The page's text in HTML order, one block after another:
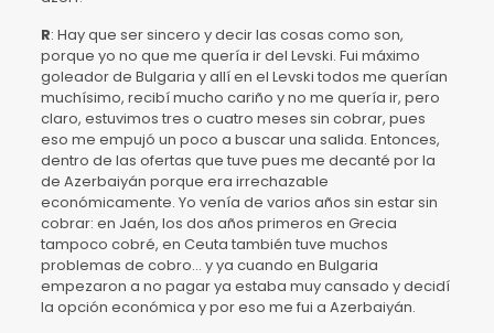
R: Hay que ser sincero y decir las cosas como son,
porque yo no que me quería ir del Levski. Fui máximo
goleador de Bulgaria y allí en el Levski todos me querían
muchísimo, recibí mucho cariño y no me quería ir, pero
claro, estuvimos tres o cuatro meses sin cobrar, pues
eso me empujó un poco a buscar una salida. Entonces,
dentro de las ofertas que tuve pues me decanté por la
de Azerbaiyán porque era irrechazable
económicamente. Yo venía de varios años sin estar sin
cobrar: en Jaén, los dos años primeros en Grecia
tampoco cobré, en Ceuta también tuve muchos
problemas de cobro… y ya cuando en Bulgaria
empezaron a no pagar ya estaba muy cansado y decidí
la opción económica y por eso me fui a Azerbaiyán.